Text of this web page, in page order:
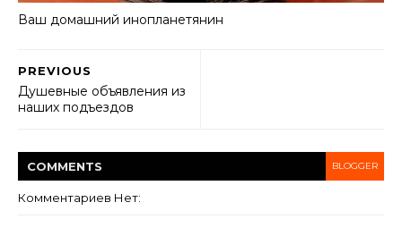
Ваш домашний инопланетянин
PREVIOUS
Душевные объявления из
наших подъездов
COMMENTS BLOGGER
Комментариев Нет: